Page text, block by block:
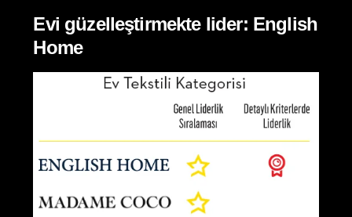
Evi güzelleştirmekte lider: English
Home